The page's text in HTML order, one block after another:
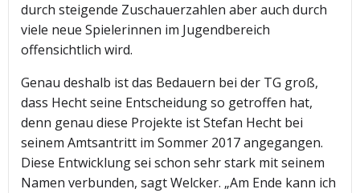
durch steigende Zuschauerzahlen aber auch durch
viele neue Spielerinnen im Jugendbereich
offensichtlich wird.
Genau deshalb ist das Bedauern bei der TG groß,
dass Hecht seine Entscheidung so getroffen hat,
denn genau diese Projekte ist Stefan Hecht bei
seinem Amtsantritt im Sommer 2017 angegangen.
Diese Entwicklung sei schon sehr stark mit seinem
Namen verbunden, sagt Welcker. „Am Ende kann ich